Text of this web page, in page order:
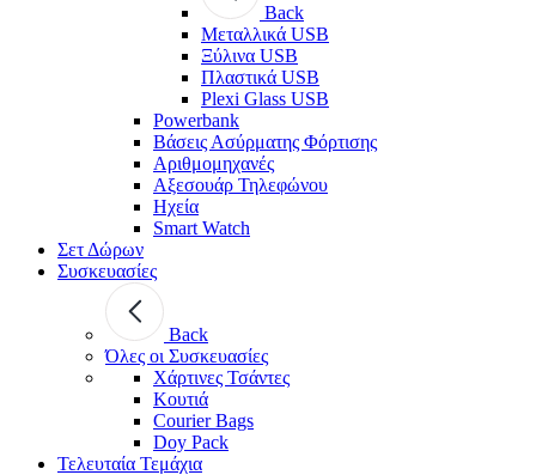
Back
Μεταλλικά USB
Ξύλινα USB
Πλαστικά USB
Plexi Glass USB
Powerbank
Βάσεις Ασύρματης Φόρτισης
Αριθμομηχανές
Αξεσουάρ Τηλεφώνου
Ηχεία
Smart Watch
Σετ Δώρων
Συσκευασίες
Back
Όλες οι Συσκευασίες
Χάρτινες Τσάντες
Κουτιά
Courier Bags
Doy Pack
Τελευταία Τεμάχια